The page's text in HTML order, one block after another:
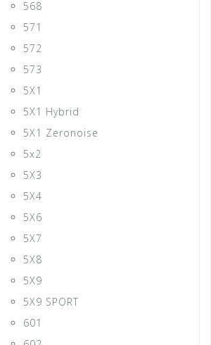
568
571
572
573
5X1
5X1 Hybrid
5X1 Zeronoise
5x2
5X3
5X4
5X6
5X7
5X8
5X9
5X9 SPORT
601